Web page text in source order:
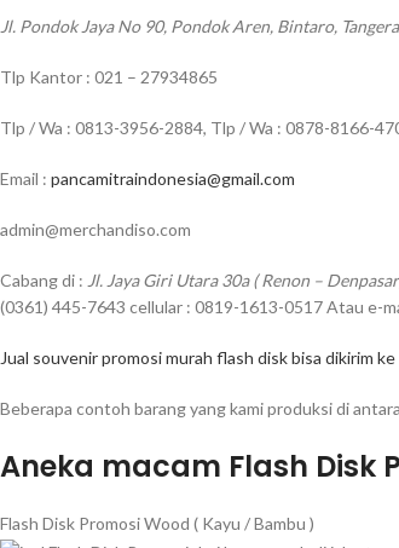
Jl. Pondok Jaya No 90, Pondok Aren, Bintaro,
Tlp Kantor : 021 – 27934865
Tlp / Wa : 0813-3956-2884, Tlp / Wa : 0878-8166-
Email : pancamitraindonesia@gmail.com
admin@merchandiso.com
Cabang di : Jl. Jaya Giri Utara 30a ( Renon –
(0361) 445-7643 cellular : 0819-1613-0517 Atau e-
Jual souvenir promosi murah flash disk bisa dikirim
Beberapa contoh barang yang kami produksi di
Aneka macam Flash Disk
Flash Disk Promosi Wood ( Kayu / Bambu )